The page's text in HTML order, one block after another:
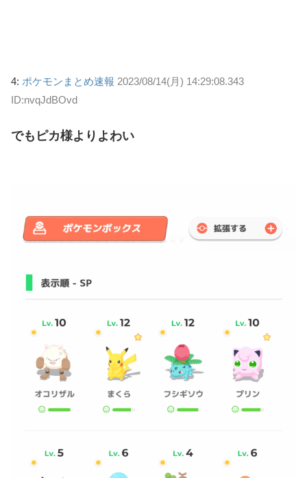
4: ポケモンまとめ速報 2023/08/14(月) 14:29:08.343
ID:nvqJdBOvd
でもピカ様よりよわい